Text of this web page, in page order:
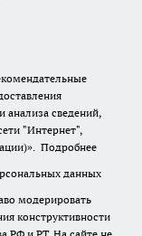
анализа сведений,
"Интернет",
Подробнее
данных
модерировать
конструктивности